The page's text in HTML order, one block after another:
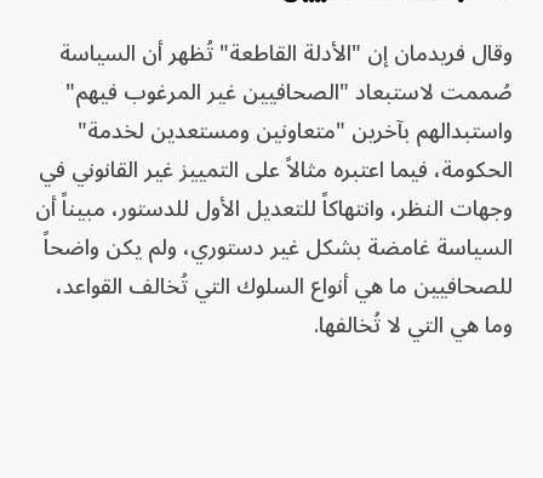
وقال فريدمان إن "الأدلة القاطعة" تُظهر أن السياسة
صُممت لاستبعاد "الصحافيين غير المرغوب فيهم"
واستبدالهم بآخرين "متعاونين ومستعدين لخدمة"
الحكومة، فيما اعتبره مثالاً على التمييز غير القانوني في
وجهات النظر، وانتهاكاً للتعديل الأول للدستور، مبيناً أن
السياسة غامضة بشكل غير دستوري، ولم يكن واضحاً
للصحافيين ما هي أنواع السلوك التي تُخالف القواعد،
وما هي التي لا تُخالفها.